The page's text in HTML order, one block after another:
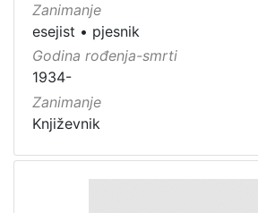
Zanimanje
esejist • pjesnik
Godina rođenja-smrti
1934-
Zanimanje
Književnik